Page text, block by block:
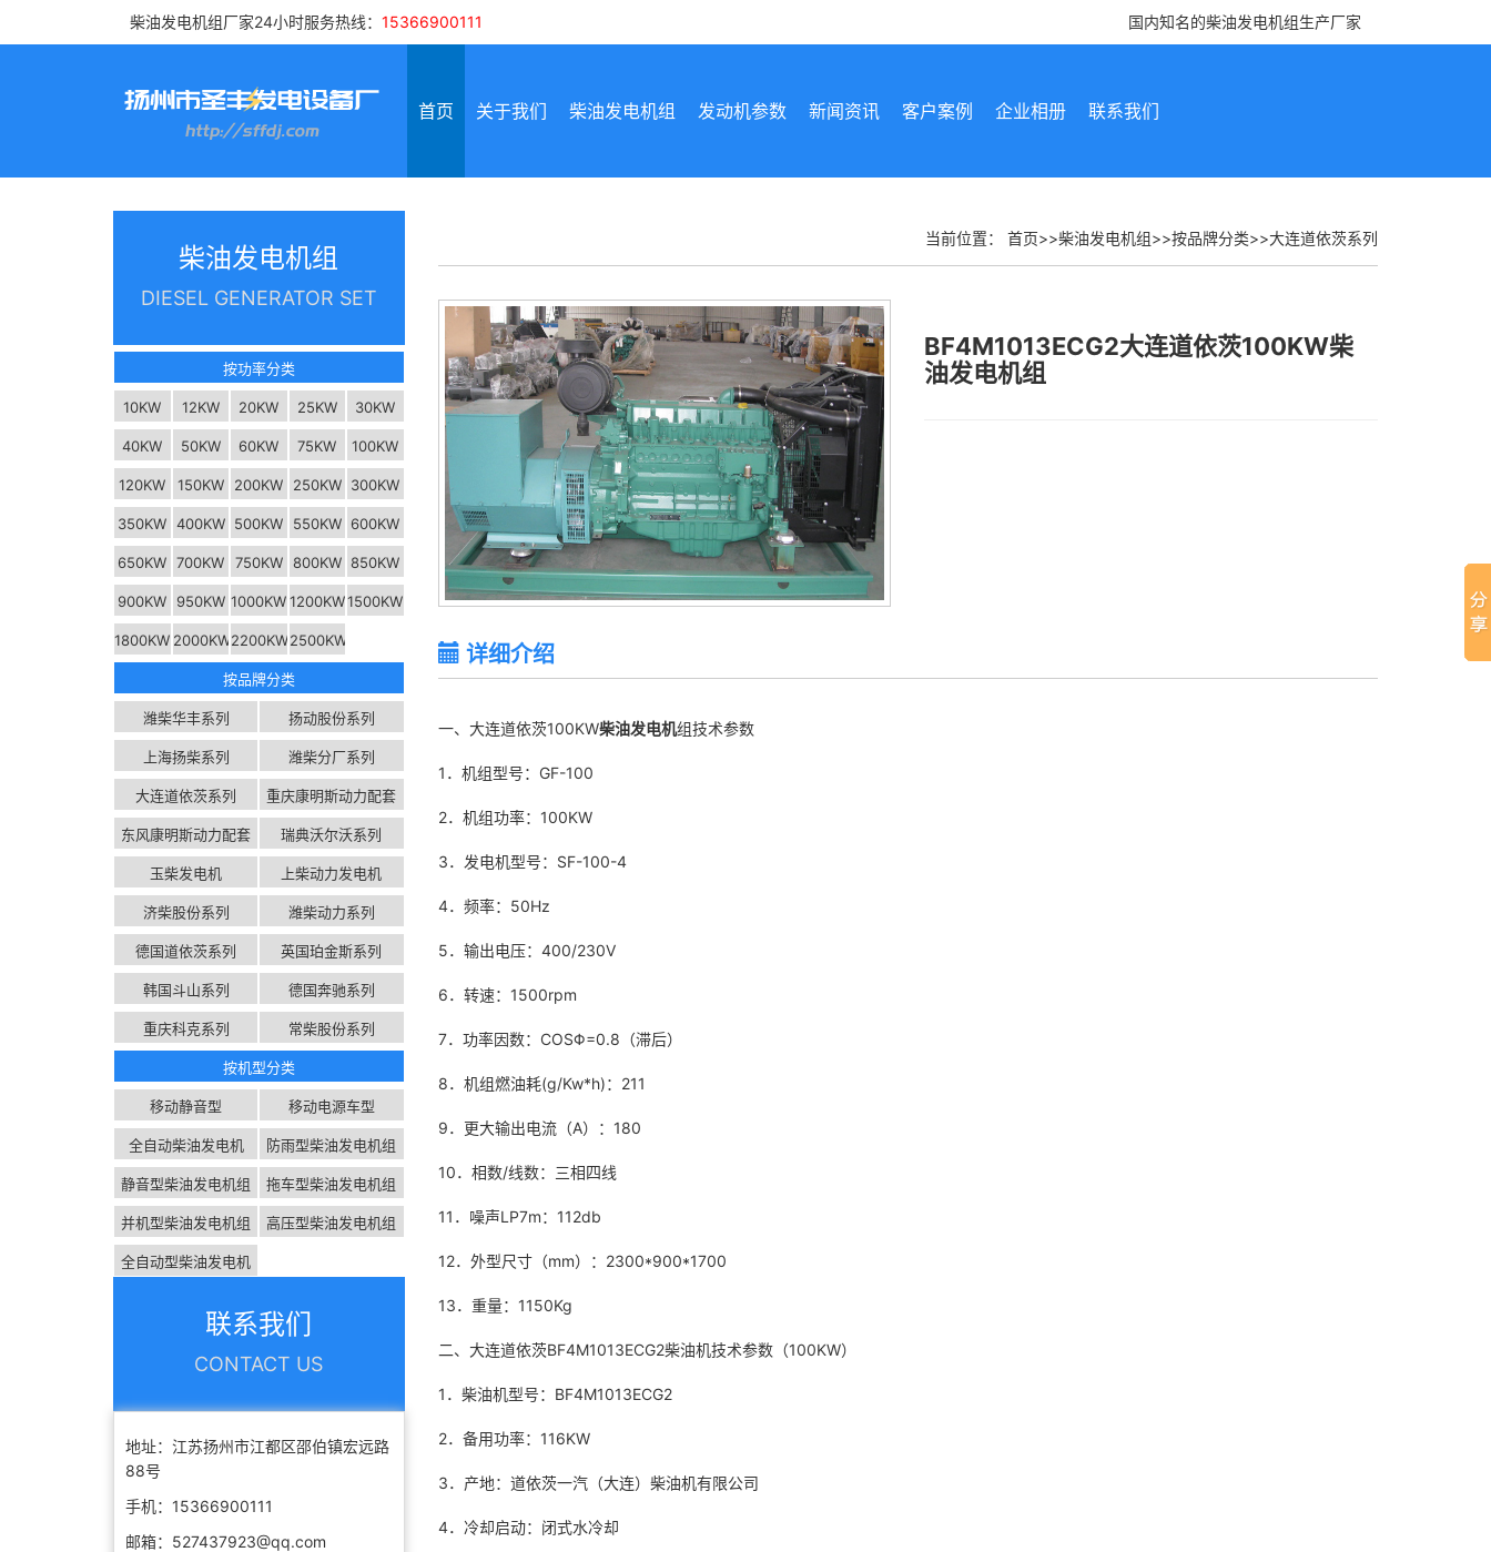
柴油发电机组厂家24小时服务热线： 15366900111 国内知名的柴油发电机组生产厂家
首页 关于我们 柴油发电机组 发动机参数 新闻资讯 客户案例 企业相册 联系我们
柴油发电机组
DIESEL GENERATOR SET
按功率分类
10KW 12KW 20KW 25KW 30KW
40KW 50KW 60KW 75KW 100KW
120KW 150KW 200KW 250KW 300KW
350KW 400KW 500KW 550KW 600KW
650KW 700KW 750KW 800KW 850KW
900KW 950KW 1000KW1200KW1500KW
1800KW 2000KW2200KW2500KW
（含
2500KW）
定制服
务
按品牌分类
潍柴华丰系列 扬动股份系列
上海扬柴系列 潍柴分厂系列
大连道依茨系列
重庆康明斯动力配套
发电机
东风康明斯动力配套
发电机
瑞典沃尔沃系列
玉柴发电机 上柴动力发电机
济柴股份系列 潍柴动力系列
德国道依茨系列 英国珀金斯系列
韩国斗山系列 德国奔驰系列
重庆科克系列 常柴股份系列
按机型分类
移动静音型 移动电源车型
全自动柴油发电机 防雨型柴油发电机组
静音型柴油发电机组 拖车型柴油发电机组
并机型柴油发电机组 高压型柴油发电机组
全自动型柴油发电机
联系我们
CONTACT US
地址：江苏扬州市江都区邵伯镇宏远路
88号
手机：15366900111
邮箱：527437923@qq.com
当前位置： 首页>>柴油发电机组>>按品牌分类>>大连道依茨系列
BF4M1013ECG2大连道依茨100KW柴
油发电机组
详细介绍
一、大连道依茨100KW柴油发电机组技术参数
1．机组型号：GF-100
2．机组功率：100KW
3．发电机型号：SF-100-4
4．频率：50Hz
5．输出电压：400/230V
6．转速：1500rpm
7．功率因数：COSΦ=0.8（滞后）
8．机组燃油耗(g/Kw*h)：211
9．更大输出电流（A）：180
10．相数/线数：三相四线
11．噪声LP7m：112db
12．外型尺寸（mm）：2300*900*1700
13．重量：1150Kg
二、大连道依茨BF4M1013ECG2柴油机技术参数（100KW）
1．柴油机型号：BF4M1013ECG2
2．备用功率：116KW
3．产地：道依茨一汽（大连）柴油机有限公司
4．冷却启动：闭式水冷却